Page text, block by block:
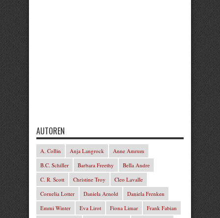
AUTOREN
A. Collin Anja Langrock
Anne Amrum
B.C. Schiller
Barbara Freethy
Bella Andre
C. R. Scott
Christine Troy
Cleo Lavalle
Cornelia Lotter
Daniela Arnold
Daniela Frenken
Emmi Winter
Eva Lirot Fiona Limar Frank Fabian